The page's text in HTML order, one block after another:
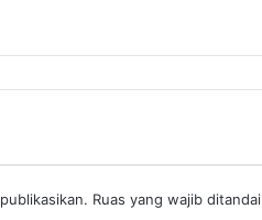
Ruas yang wajib ditandai